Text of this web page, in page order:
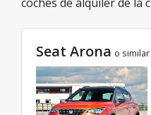
de la categoría
excelentes desde solo
Seat Arona o similar